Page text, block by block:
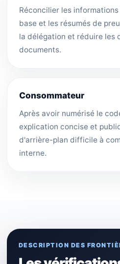
Réconcilier les
base et les résumés de
la délégation et réduire les
documents.
Consommateur
Après avoir numérisé le
explication concise et
d'arrière-plan difficile à
interne.
DESCRIPTION DES